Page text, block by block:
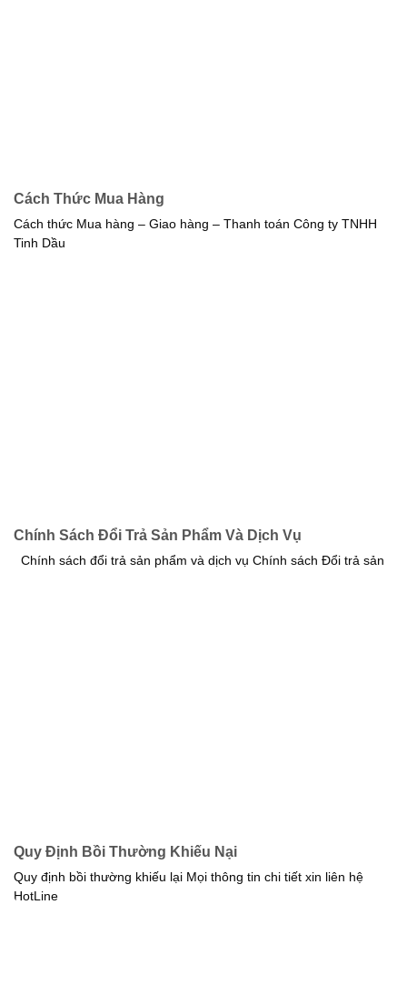
Cách Thức Mua Hàng
Cách thức Mua hàng – Giao hàng – Thanh toán Công ty TNHH
Tinh Dầu
Chính Sách Đổi Trả Sản Phẩm Và Dịch Vụ
Chính sách đổi trả sản phẩm và dịch vụ Chính sách Đổi trả sản
Quy Định Bồi Thường Khiếu Nại
Quy định bồi thường khiếu lại Mọi thông tin chi tiết xin liên hệ
HotLine